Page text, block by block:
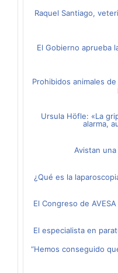
Raquel Santiago,
El Gobierno aprueba
Prohibidos animales
Ursula Höfle: «La
alarma,
Avistan
¿Qué es la
El Congreso de
El especialista en
“Hemos conseguido